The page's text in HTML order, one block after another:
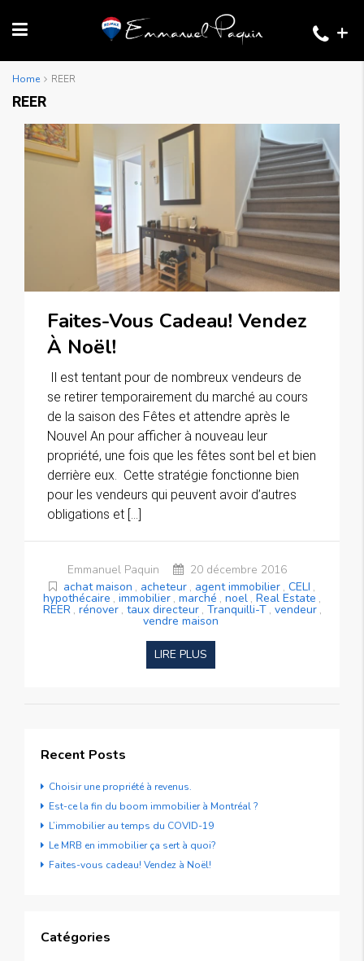
+
Home REER
REER
Faites-Vous Cadeau! Vendez
À Noël!
Il est tentant pour de nombreux vendeurs de
se retirer temporairement du marché au cours
de la saison des Fêtes et attendre après le
Nouvel An pour afficher à nouveau leur
propriété, une fois que les fêtes sont bel et bien
derrière eux. Cette stratégie fonctionne bien
pour les vendeurs qui peuvent avoir d’autres
obligations et […]
Emmanuel Paquin
20 décembre 2016
achat maison , acheteur , agent immobilier , CELI ,
hypothécaire , immobilier , marché , noel , Real Estate ,
REER , rénover , taux directeur , Tranquilli-T , vendeur ,
vendre maison
LIRE PLUS
Recent Posts
Choisir une propriété à revenus.
Est-ce la fin du boom immobilier à Montréal ?
L’immobilier au temps du COVID-19
Le MRB en immobilier ça sert à quoi?
Faites-vous cadeau! Vendez à Noël!
Catégories